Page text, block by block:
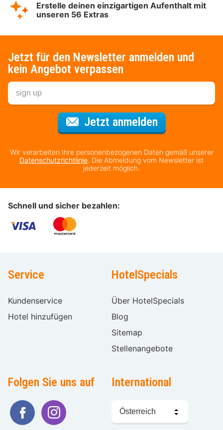
Erstelle deinen einzigartigen Aufenthalt mit
unseren 56 Extras
Jetzt für den Newsletter anmelden und
kein Angebot verpassen
Jetzt anmeldenFür den
Wir verarbeiten Ihre personenbezogenen Daten gemäß unserer
Datenschutzrichtlinie. Die Abmeldung vom Newsletter ist
jederzeit möglich.
Schnell und sicher bezahlen:
Service
Kundenservice
Hotel hinzufügen
HotelSpecials
Über HotelSpecials
Blog
Sitemap
Stellenangebote
Folgen Sie uns auf International
Sprache
wählen